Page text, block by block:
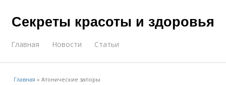
Секреты красоты и здоровья
Главная Новости Статьи
Главная »Атонические запоры